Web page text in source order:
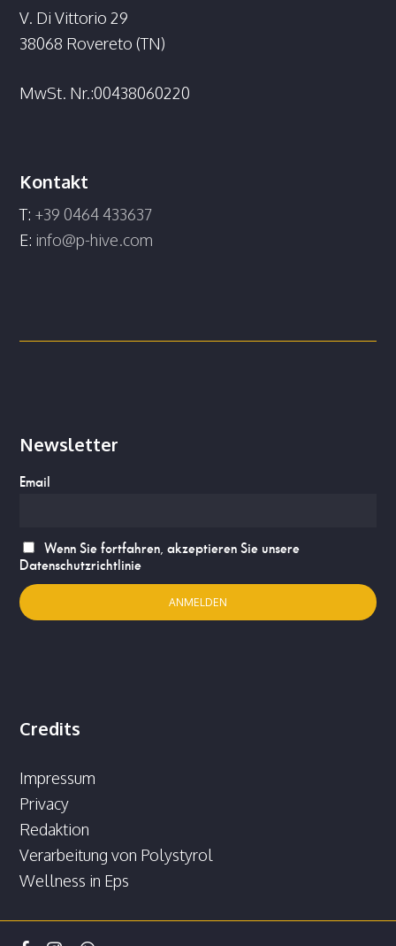
V. Di Vittorio 29
38068 Rovereto (TN)
MwSt. Nr.:00438060220
Kontakt
T: +39 0464 433637
E: info@p-hive.com
Newsletter
Email
Wenn Sie fortfahren, akzeptieren Sie unsere
Datenschutzrichtlinie
Credits
Impressum
Privacy
Redaktion
Verarbeitung von Polystyrol
Wellness in Eps